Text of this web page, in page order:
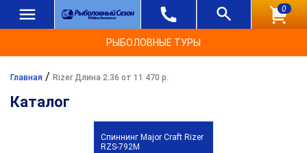
0
РЫБОЛОВНЫЕ ТУРЫ
Главная / Rizer Длина 2.36 от 11 470 р.
Каталог
Спиннинг Major Craft Rizer
RZS-792M